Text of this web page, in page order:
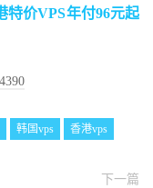
特价VPS年付96元起
韩国vps 香港vps
下一篇